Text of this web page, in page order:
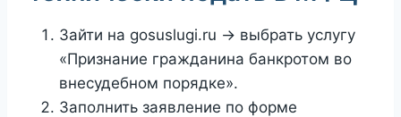
Зайти на gosuslugi.ru → выбрать услугу
«Признание гражданина банкротом во
внесудебном порядке».
Заполнить заявление по форме